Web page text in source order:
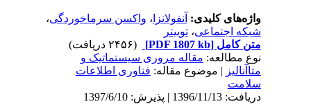
واژه‌های کلیدی:آنفولانزا، واکسن سرماخوردگی،
شبکه اجتماعی،توییتر
متن کامل[PDF 1807 kb]
نوع مطالعه:مقاله مروری سیستماتیک و
متاآنالیز| موضوع مقاله:فناوری اطلاعات
سلامت
دریافت: 1396/11/13 | پذیرش: 1397/6/10